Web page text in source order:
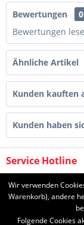
Bewertungen
0
Bewertungen
Ähnliche Artikel
Kunden kauften
Kunden haben
Service Hotline
Shop Service
Wir verwenden
Warenkorb), andere
Folgende Cookies